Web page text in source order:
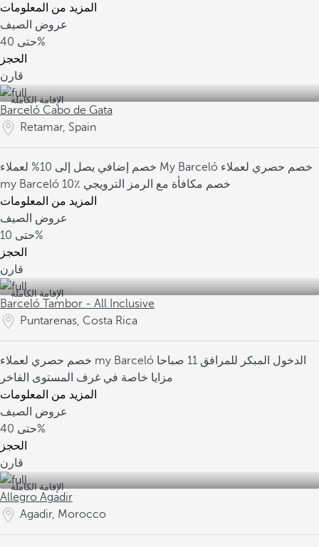
المزيد من المعلومات
عروض الصيف
حتى40%
الحجز
قارن
الإقامة الكاملة
Barceló Cabo de Gata
Retamar, Spain
خصم إضافي يصل إلى 10% لعملاء My Barceló خصم حصري لعملاء
my Barceló
10٪ خصم مكافأة مع الرمز الترويجي
المزيد من المعلومات
عروض الصيف
حتى10%
الحجز
قارن
الإقامة الكاملة
Barceló Tambor - All Inclusive
Puntarenas, Costa Rica
خصم حصري لعملاء my Barceló
الدخول المبكر للمرافق 11 صباحا
مزايا خاصة في غرف المستوى الفاخر
المزيد من المعلومات
عروض الصيف
حتى40%
الحجز
قارن
الإقامة الكاملة
Allegro Agadir
Agadir, Morocco